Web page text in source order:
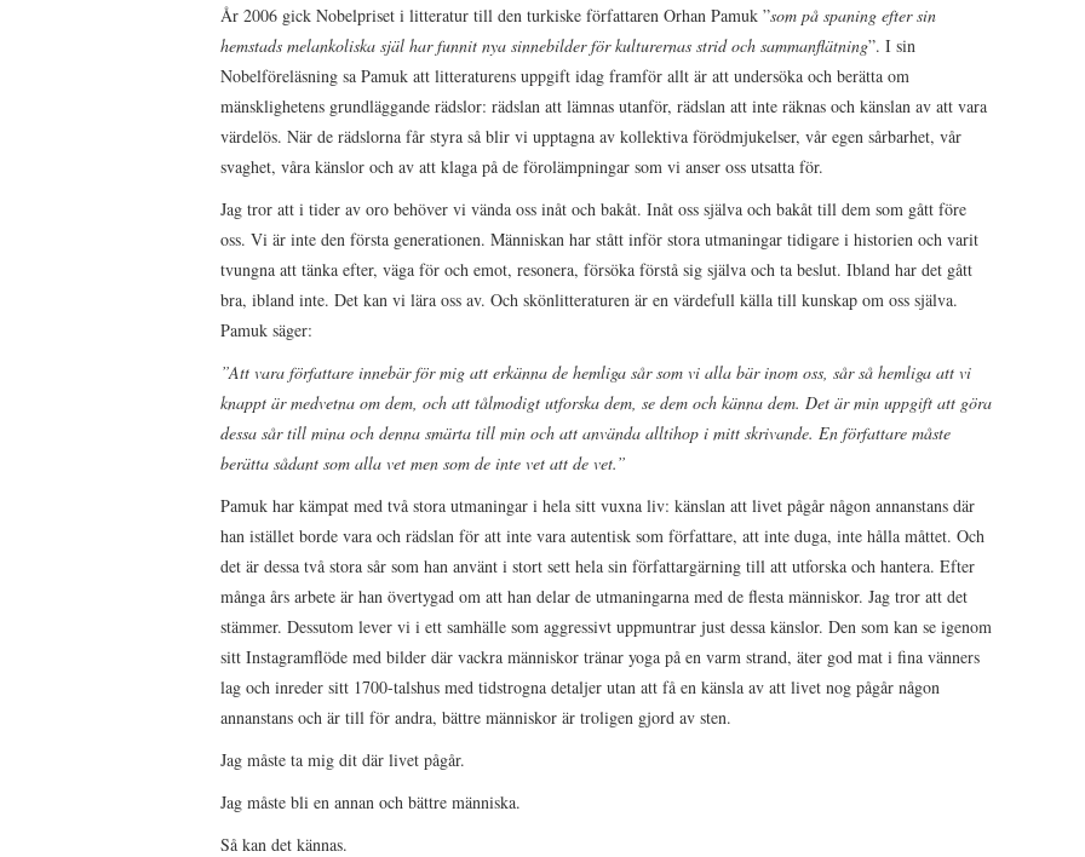
År 2006 gick Nobelpriset i litteratur till den turkiske författaren Orhan Pamuk ”som på spaning efter sin
hemstads melankoliska själ har funnit nya sinnebilder för kulturernas strid och sammanflätning”. I sin
Nobelföreläsning sa Pamuk att litteraturens uppgift idag framför allt är att undersöka och berätta om
mänsklighetens grundläggande rädslor: rädslan att lämnas utanför, rädslan att inte räknas och känslan av att vara
värdelös. När de rädslorna får styra så blir vi upptagna av kollektiva förödmjukelser, vår egen sårbarhet, vår
svaghet, våra känslor och av att klaga på de förolämpningar som vi anser oss utsatta för.
Jag tror att i tider av oro behöver vi vända oss inåt och bakåt. Inåt oss själva och bakåt till dem som gått före
oss. Vi är inte den första generationen. Människan har stått inför stora utmaningar tidigare i historien och varit
tvungna att tänka efter, väga för och emot, resonera, försöka förstå sig själva och ta beslut. Ibland har det gått
bra, ibland inte. Det kan vi lära oss av. Och skönlitteraturen är en värdefull källa till kunskap om oss själva.
Pamuk säger:
”Att vara författare innebär för mig att erkänna de hemliga sår som vi alla bär inom oss, sår så hemliga att vi
knappt är medvetna om dem, och att tålmodigt utforska dem, se dem och känna dem. Det är min uppgift att göra
dessa sår till mina och denna smärta till min och att använda alltihop i mitt skrivande. En författare måste
berätta sådant som alla vet men som de inte vet att de vet.”
Pamuk har kämpat med två stora utmaningar i hela sitt vuxna liv: känslan att livet pågår någon annanstans där
han istället borde vara och rädslan för att inte vara autentisk som författare, att inte duga, inte hålla måttet. Och
det är dessa två stora sår som han använt i stort sett hela sin författargärning till att utforska och hantera. Efter
många års arbete är han övertygad om att han delar de utmaningarna med de flesta människor. Jag tror att det
stämmer. Dessutom lever vi i ett samhälle som aggressivt uppmuntrar just dessa känslor. Den som kan se igenom
sitt Instagramflöde med bilder där vackra människor tränar yoga på en varm strand, äter god mat i fina vänners
lag och inreder sitt 1700-talshus med tidstrogna detaljer utan att få en känsla av att livet nog pågår någon
annanstans och är till för andra, bättre människor är troligen gjord av sten.
Jag måste ta mig dit där livet pågår.
Jag måste bli en annan och bättre människa.
Så kan det kännas.